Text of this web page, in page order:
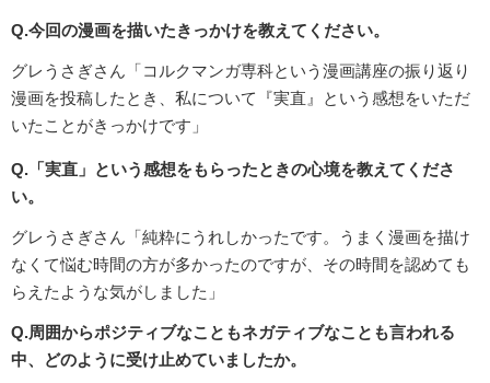
Q.今回の漫画を描いたきっかけを教えてください。
グレうさぎさん「コルクマンガ専科という漫画講座の振り返り
漫画を投稿したとき、私について『実直』という感想をいただ
いたことがきっかけです」
Q.「実直」という感想をもらったときの心境を教えてくださ
い。
グレうさぎさん「純粋にうれしかったです。うまく漫画を描け
なくて悩む時間の方が多かったのですが、その時間を認めても
らえたような気がしました」
Q.周囲からポジティブなこともネガティブなことも言われる
中、どのように受け止めていましたか。